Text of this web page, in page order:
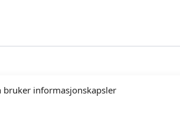
bruker informasjonskapsler